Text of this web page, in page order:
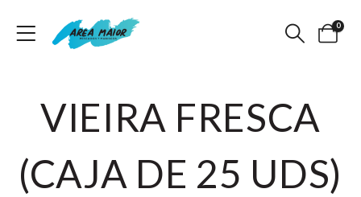
0
VIEIRA FRESCA
(CAJA DE 25 UDS)